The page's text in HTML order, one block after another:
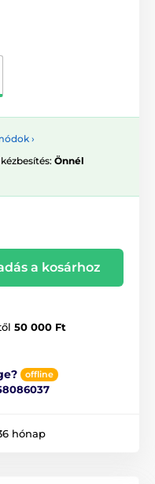
›
Önnél
a kosárhoz
50 000 Ft
offline
hónap